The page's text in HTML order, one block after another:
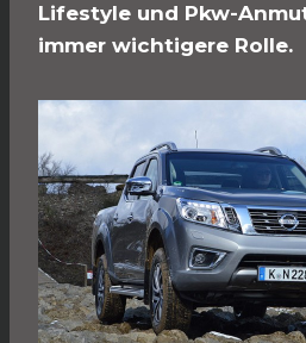
Lifestyle und Pkw-
immer wichtigere Rolle.